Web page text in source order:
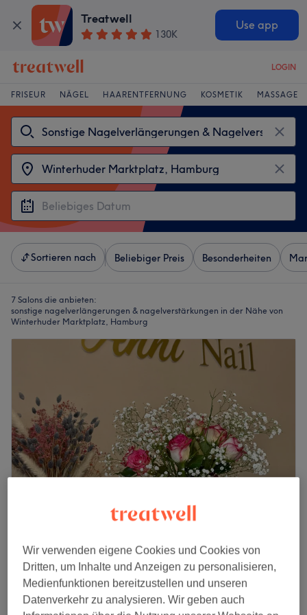
Treatwell
130K
Use app
LOGIN
FRISEUR NÄGEL HAARENTFERNUNG KOSMETIK MASSAGE
Sortieren nach Beliebiger Preis Besonderheiten
7 Salons die anbieten:
sonstige nagelverlängerungen & nagelverstärkungen in der Nähe von
Winterhuder Marktplatz, Hamburg
4,7
911 Bewertungen
Eppendorf, Hamburg
Auf Karte anzeigen
Nagelmodellage - Neues Set mit Gel
1 Std.
Wir verwenden eigene Cookies und Cookies von
Dritten, um Inhalte und Anzeigen zu personalisieren,
Medienfunktionen bereitzustellen und unseren
Datenverkehr zu analysieren. Wir geben auch